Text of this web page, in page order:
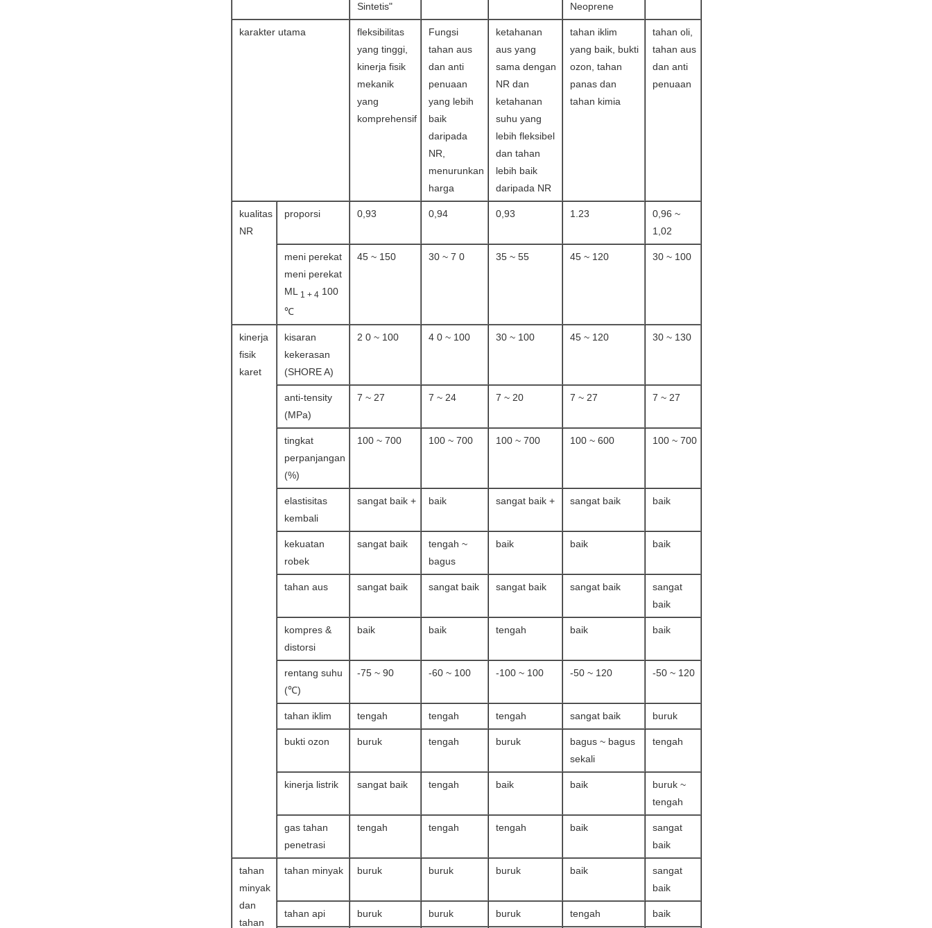
Sintetis"
Neoprene
karakter utama
fleksibilitas
yang tinggi,
kinerja fisik
mekanik
yang
komprehensif
Fungsi
tahan aus
dan anti
penuaan
yang lebih
baik
daripada
NR,
menurunkan
harga
ketahanan
aus yang
sama dengan
NR dan
ketahanan
suhu yang
lebih fleksibel
dan tahan
lebih baik
daripada NR
tahan iklim
yang baik, bukti
ozon, tahan
panas dan
tahan kimia
tahan oli,
tahan aus
dan anti
penuaan
kualitas
NR
proporsi 0,93 0,94 0,93 1.23
0,96 ~
1,02
meni perekat
meni perekat
ML
1 + 4 100
℃
45 ~ 150 30 ~ 7 0 35 ~ 55 45 ~ 120 30 ~ 100
kinerja
fisik
karet
kisaran
kekerasan
(SHORE A)
2 0 ~ 100 4 0 ~ 100 30 ~ 100 45 ~ 120 30 ~ 130
anti-tensity
(MPa)
7 ~ 27 7 ~ 24 7 ~ 20 7 ~ 27 7 ~ 27
tingkat
perpanjangan
(%)
100 ~ 700 100 ~ 700 100 ~ 700 100 ~ 600 100 ~ 700
elastisitas
kembali
sangat baik + baik sangat baik + sangat baik baik
kekuatan
robek
sangat baik
tengah ~
bagus
baik baik baik
tahan aus sangat baik sangat baik sangat baik sangat baik
sangat
baik
kompres &
distorsi
baik baik tengah baik baik
rentang suhu
(℃)
-75 ~ 90 -60 ~ 100 -100 ~ 100 -50 ~ 120 -50 ~ 120
tahan iklim tengah tengah tengah sangat baik buruk
bukti ozon buruk tengah buruk
bagus ~ bagus
sekali
tengah
kinerja listrik sangat baik tengah baik baik
buruk ~
tengah
gas tahan
penetrasi
tengah tengah tengah baik
sangat
baik
tahan
minyak
dan
tahan
tahan minyak buruk buruk buruk baik
sangat
baik
tahan api buruk buruk buruk tengah baik